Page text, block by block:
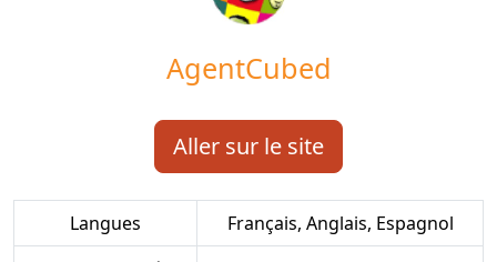
AgentCubed
Aller sur le site
Langues
Français, Anglais, Espagnol